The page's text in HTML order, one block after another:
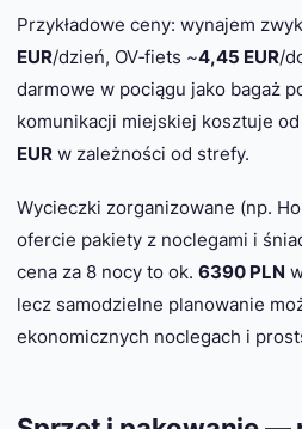
Przykładowe ceny: wynajem
EUR/dzień, OV‑fiets ~4,45 EUR/
darmowe w pociągu jako bagaż
komunikacji miejskiej kosztuje
EUR w zależności od strefy.
Wycieczki zorganizowane (np.
ofercie pakiety z noclegami i
cena za 8 nocy to ok. 6390 PLN
lecz samodzielne planowanie
ekonomicznych noclegach i